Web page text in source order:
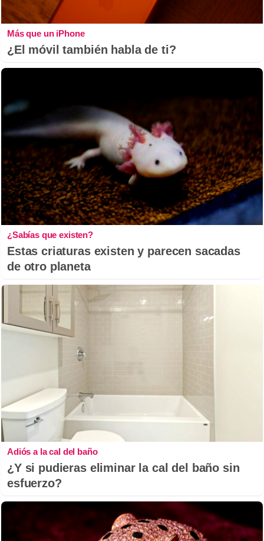
Más que un iPhone
¿El móvil también habla de ti?
¿Sabías que existen?
Estas criaturas existen y parecen sacadas
de otro planeta
Adiós a la cal del baño
¿Y si pudieras eliminar la cal del baño sin
esfuerzo?